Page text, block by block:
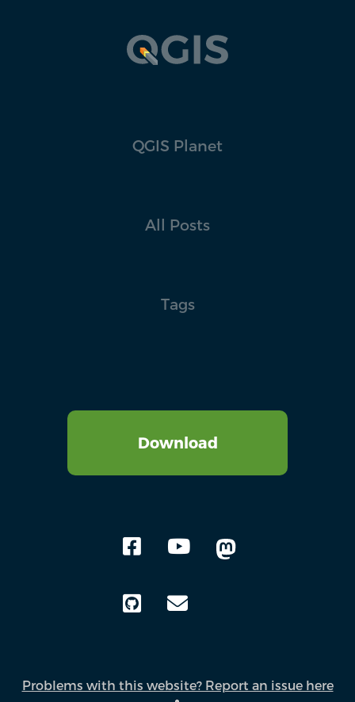
QGIS Planet
All Posts
Tags
Download
Problems with this website? Report an issue here